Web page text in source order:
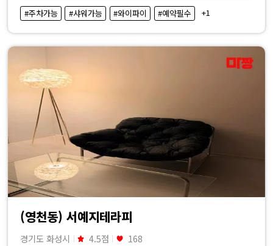
#주차가능 #샤워가능 #와이파이 #예약필수 +1
(영천동) 서예지테라피
경기도 화성시 4.5점 168